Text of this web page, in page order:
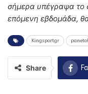
σήμερα υπέγραψα το
επόμενη εβδομάδα,
Kingsportgr
Share